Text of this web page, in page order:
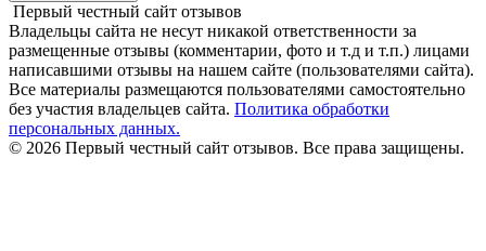
Первый честный сайт отзывов
Владельцы сайта не несут никакой ответственности за
размещенные отзывы (комментарии, фото и т.д и т.п.) лицами
написавшими отзывы на нашем сайте (пользователями сайта).
Все материалы размещаются пользователями самостоятельно
без участия владельцев сайта. Политика обработки
персональных данных.
© 2026 Первый честный сайт отзывов. Все права защищены.